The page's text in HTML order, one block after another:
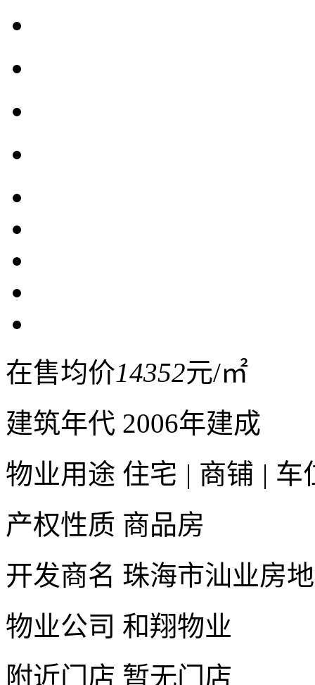
在售均价14352元/㎡
建筑年代 2006年建成
物业用途 住宅 | 商铺 | 车
产权性质 商品房
开发商名 珠海市汕业房
物业公司 和翔物业
附近门店 暂无门店